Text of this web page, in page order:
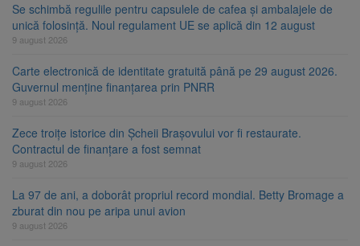
Se schimbă regulile pentru capsulele de cafea și ambalajele de
unică folosință. Noul regulament UE se aplică din 12 august
9 august 2026
Carte electronică de identitate gratuită până pe 29 august 2026.
Guvernul menține finanțarea prin PNRR
9 august 2026
Zece troițe istorice din Șcheii Brașovului vor fi restaurate.
Contractul de finanțare a fost semnat
9 august 2026
La 97 de ani, a doborât propriul record mondial. Betty Bromage a
zburat din nou pe aripa unui avion
9 august 2026